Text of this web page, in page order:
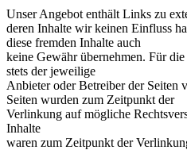
Unser Angebot enthält Links zu
deren Inhalte wir keinen Einfluss
diese fremden Inhalte auch
keine Gewähr übernehmen. Für
stets der jeweilige
Anbieter oder Betreiber der Seiten
Seiten wurden zum Zeitpunkt der
Verlinkung auf mögliche
Inhalte
waren zum Zeitpunkt der